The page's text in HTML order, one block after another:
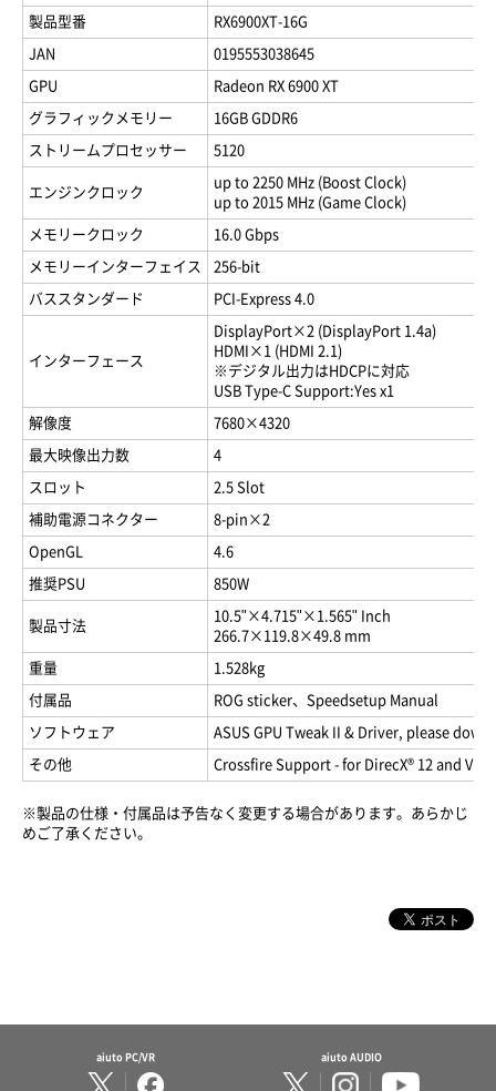
製品型番 RX6900XT-16G
JAN 0195553038645
GPU Radeon RX 6900 XT
グラフィックメモリー 16GB GDDR6
ストリームプロセッサー 5120
エンジンクロック
up to 2250 MHz (Boost Clock)
up to 2015 MHz (Game Clock)
メモリークロック 16.0 Gbps
メモリーインターフェイス 256-bit
バススタンダード PCI-Express 4.0
インターフェース
DisplayPort×2 (DisplayPort 1.4a)
HDMI×1 (HDMI 2.1)
※デジタル出力はHDCPに対応
USB Type-C Support:Yes x1
解像度 7680×4320
最大映像出力数 4
スロット 2.5 Slot
補助電源コネクター 8-pin×2
OpenGL 4.6
推奨PSU 850W
製品寸法
10.5"×4.715"×1.565" Inch
266.7×119.8×49.8 mm
重量 1.528kg
付属品 ROG sticker、Speedsetup Manual
ソフトウェア ASUS GPU Tweak II & Driver, please
その他 Crossfire Support - for DirecX® 12 and
※製品の仕様・付属品は予告なく変更する場合があります。あらかじ
めご了承ください。
aiuto PC/VR aiuto AUDIO